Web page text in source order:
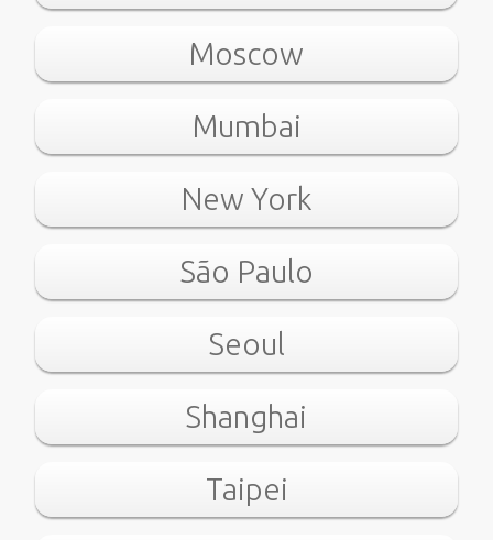
Moscow
Mumbai
New York
São Paulo
Seoul
Shanghai
Taipei